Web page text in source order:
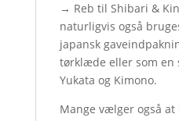
→ Reb til Shibari &
naturligvis også
japansk
tørklæde eller som en
Yukata og Kimono.
Mange vælger også